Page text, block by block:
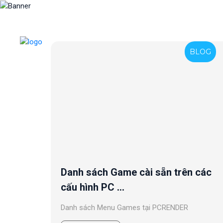
Support@pcrender.com
BLOG
Danh sách Game cài sẵn trên các
cấu hình PC ...
Danh sách Menu Games tại PCRENDER